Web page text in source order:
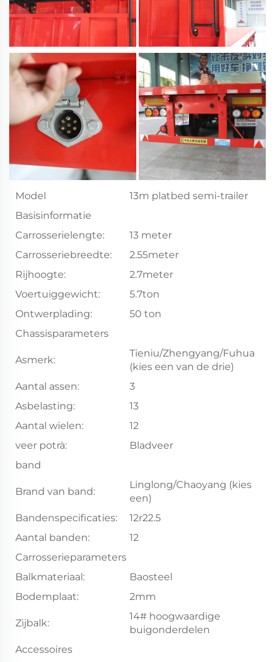
Model
13m platbed semi-trailer
Basisinformatie
Carrosserielengte:
13 meter
Carrosseriebreedte:
2.55meter
Rijhoogte:
2.7meter
Voertuiggewicht:
5.7ton
Ontwerplading:
50 ton
Chassisparameters
Asmerk:
Tieniu/Zhengyang/Fuhua
(kies een van de drie)
Aantal assen:
3
Asbelasting:
13
Aantal wielen:
12
veer potrà:
Bladveer
band
Brand van band:
Linglong/Chaoyang (kies
een)
Bandenspecificaties:
12r22.5
Aantal banden:
12
Carrosserieparameters
Balkmateriaal:
Baosteel
Bodemplaat:
2mm
Zijbalk:
14# hoogwaardige
buigonderdelen
Accessoires